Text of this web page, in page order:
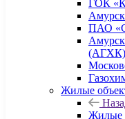
ГОК
ПАО
(АГХК)
Жилые
Жилые